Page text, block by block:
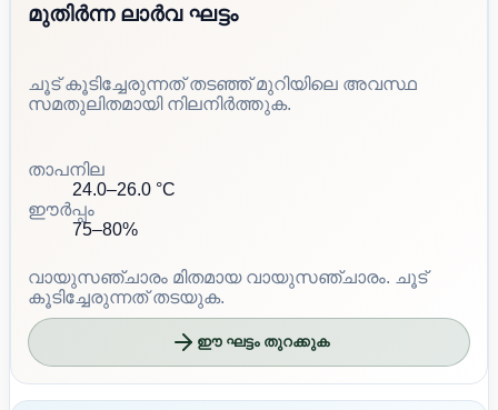
മുതിർന്ന ലാർവ ഘട്ടം
ചൂട് കൂടിച്ചേരുന്നത് തടഞ്ഞ് മുറിയിലെ അവസ്ഥ
സമതുലിതമായി നിലനിർത്തുക.
താപനില
24.0–26.0 °C
ഈർപ്പം
75–80%
വായുസഞ്ചാരം മിതമായ വായുസഞ്ചാരം. ചൂട്
കൂടിച്ചേരുന്നത് തടയുക.
ഈ ഘട്ടം തുറക്കുക